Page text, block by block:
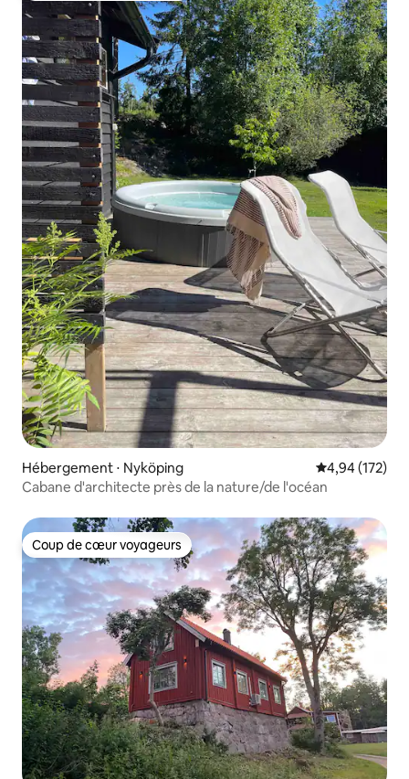
Hébergement ⋅ Nyköping Évaluation
4,94 (172)
Cabane d'architecte près de la nature/de l'océan
Coup de cœur voyageurs
Coup de cœur voyageurs